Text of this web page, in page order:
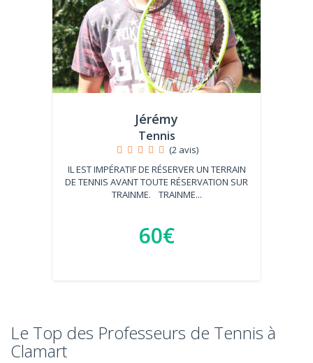
Jérémy
Tennis
(2 avis)
IL EST IMPÉRATIF DE RÉSERVER UN TERRAIN
DE TENNIS AVANT TOUTE RÉSERVATION SUR
TRAINME. TRAINME...
60€
Le Top des Professeurs de Tennis à
Clamart